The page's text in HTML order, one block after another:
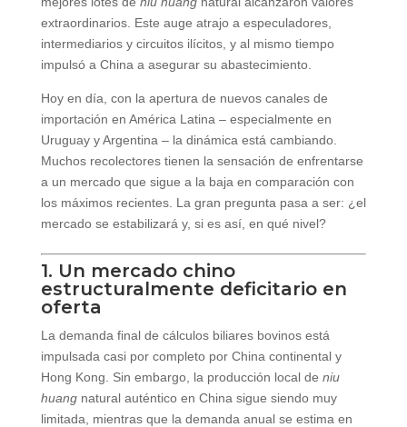
extraordinarios. Este auge atrajo a especuladores,
intermediarios y circuitos ilícitos, y al mismo tiempo
impulsó a China a asegurar su abastecimiento.
Hoy en día, con la apertura de nuevos canales de
importación en América Latina – especialmente en
Uruguay y Argentina – la dinámica está cambiando.
Muchos recolectores tienen la sensación de enfrentarse
a un mercado que sigue a la baja en comparación con
los máximos recientes. La gran pregunta pasa a ser: ¿el
mercado se estabilizará y, si es así, en qué nivel?
1. Un mercado chino
estructuralmente deficitario en
oferta
La demanda final de cálculos biliares bovinos está
impulsada casi por completo por China continental y
Hong Kong. Sin embargo, la producción local de niu
huangnatural auténtico en China sigue siendo muy
limitada, mientras que la demanda anual se estima en